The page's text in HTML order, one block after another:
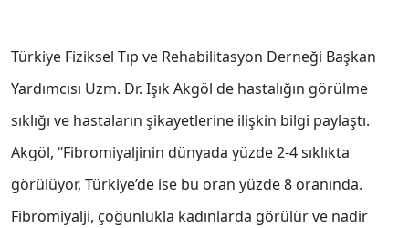
Türkiye Fiziksel Tıp ve Rehabilitasyon Derneği Başkan
Yardımcısı Uzm. Dr. Işık Akgöl de hastalığın görülme
sıklığı ve hastaların şikayetlerine ilişkin bilgi paylaştı.
Akgöl, ‘‘Fibromiyaljinin dünyada yüzde 2-4 sıklıkta
görülüyor, Türkiye’de ise bu oran yüzde 8 oranında.
Fibromiyalji, çoğunlukla kadınlarda görülür ve nadir